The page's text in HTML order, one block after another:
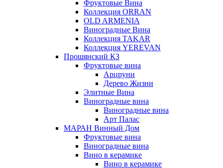
Фруктовые Вина
Коллекция ORRAN
OLD ARMENIA
Виноградные Вина
Коллекция TAKAR
Коллекция YEREVAN
Прошянский КЗ
Фруктовые вина
Арцруни
Дерево Жизни
Элитные Вина
Виноградные вина
Виноградные вина
Арт Палас
МАРАН Винный Дом
Фруктовые вина
Виноградные вина
Вино в керамике
Вино в керамике